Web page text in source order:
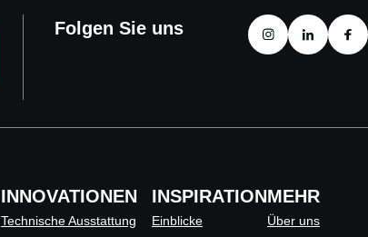
Folgen Sie uns
INNOVATIONEN
Technische Ausstattung
INSPIRATION
Einblicke
MEHR
Über uns